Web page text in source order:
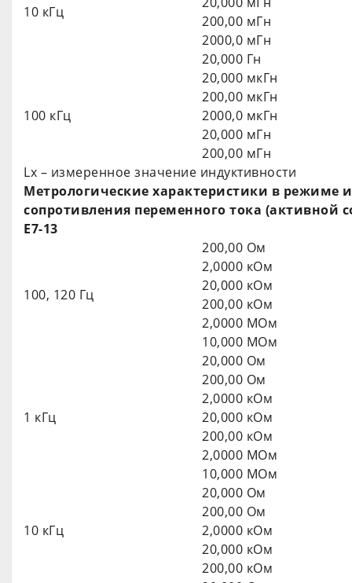
10 кГц
200,00 мГн
2000,0 мГн
20,000 Гн
100 кГц
20,000 мкГн
200,00 мкГн
2000,0 мкГн
20,000 мГн
200,00 мГн
Lх – измеренное значение индуктивности
Метрологические характеристики в режиме
сопротивления переменного тока
Е7-13
100, 120 Гц
200,00 Ом
2,0000 кОм
20,000 кОм
200,00 кОм
2,0000 МОм
10,000 МОм
1 кГц
20,000 Ом
200,00 Ом
2,0000 кОм
20,000 кОм
200,00 кОм
2,0000 МОм
10,000 МОм
10 кГц
20,000 Ом
200,00 Ом
2,0000 кОм
20,000 кОм
200,00 кОм